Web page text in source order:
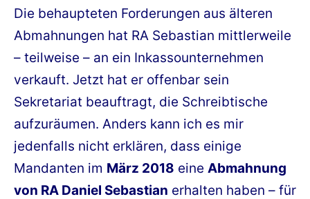
Die behaupteten Forderungen aus älteren
Abmahnungen hat RA Sebastian mittlerweile
– teilweise – an ein Inkassounternehmen
verkauft. Jetzt hat er offenbar sein
Sekretariat beauftragt, die Schreibtische
aufzuräumen. Anders kann ich es mir
jedenfalls nicht erklären, dass einige
Mandanten im März 2018 eine Abmahnung
von RA Daniel Sebastian erhalten haben – für